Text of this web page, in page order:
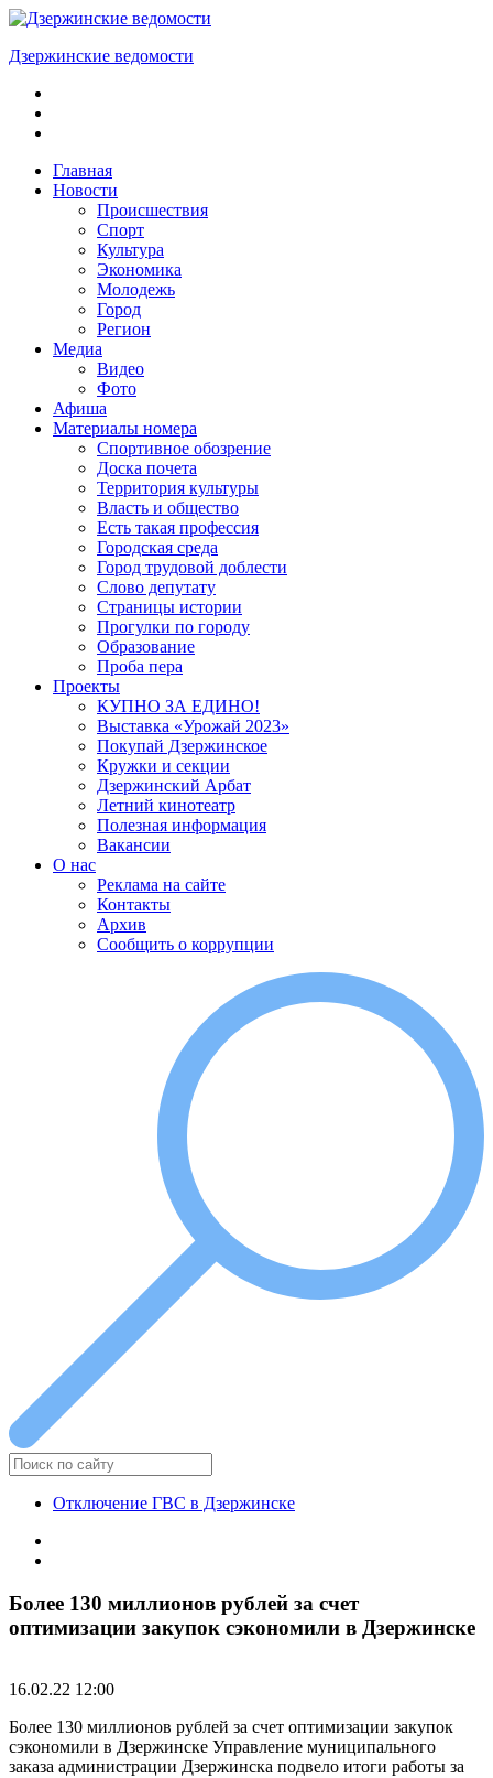
Skip
content
Дзержинские ведомости
ОБЩЕСТВЕННО-
ПОЛИТИЧЕСКАЯ
ГАЗЕТАГлавная
Новости
Происшествия
Спорт
Культура
Экономика
Молодежь
Город
Регион
Медиа
Видео
Фото
Афиша
Материалы номера
Спортивное обозрение
Доска почета
Территория культуры
Власть и общество
Есть такая профессия
Городская среда
Город трудовой доблести
Слово депутату
Страницы истории
Прогулки по городу
Образование
Проба пера
Проекты
КУПНО ЗА ЕДИНО!
Выставка «Урожай 2023»
Покупай Дзержинское
Кружки и секции
Дзержинский Арбат
Летний кинотеатр
Полезная информация
Вакансии
О нас
Реклама на сайте
Контакты
Архив
Сообщить о коррупции
Отключение ГВС в Дзержинске
Более 130 миллионов рублей за счет
оптимизации закупок сэкономили в Дзержинске
16.02.22 12:00
Более 130 миллионов рублей за счет оптимизации закупок
сэкономили в Дзержинске Управление муниципального
заказа администрации Дзержинска подвело итоги работы за